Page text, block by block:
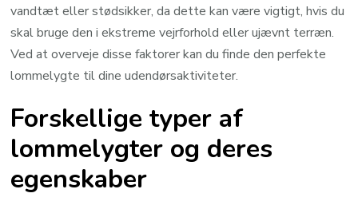
vandtæt eller stødsikker, da dette kan være vigtigt, hvis du
skal bruge den i ekstreme vejrforhold eller ujævnt terræn.
Ved at overveje disse faktorer kan du finde den perfekte
lommelygte til dine udendørsaktiviteter.
Forskellige typer af
lommelygter og deres
egenskaber